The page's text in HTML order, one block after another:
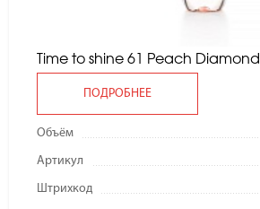
Time to shine 61 Peach Diamond
ПОДРОБНЕЕ
Объём
Артикул
Штрихкод